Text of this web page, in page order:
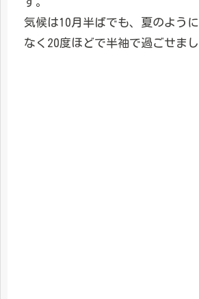
気候は10月半ばでも、夏のよう
なく20度ほどで半袖で過ごせまし